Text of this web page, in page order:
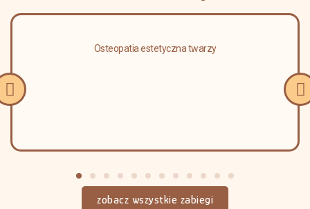
Osteopatia estetyczna twarzy
zobacz wszystkie zabiegi